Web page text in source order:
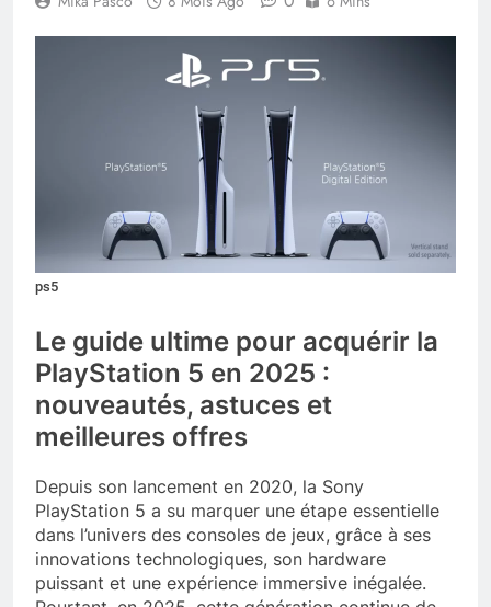
ps5
Le guide ultime pour acquérir la
PlayStation 5 en 2025 :
nouveautés, astuces et
meilleures offres
Depuis son lancement en 2020, la Sony
PlayStation 5 a su marquer une étape essentielle
dans l’univers des consoles de jeux, grâce à ses
innovations technologiques, son hardware
puissant et une expérience immersive inégalée.